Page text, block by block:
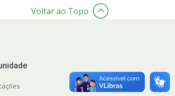
Voltar ao Topo